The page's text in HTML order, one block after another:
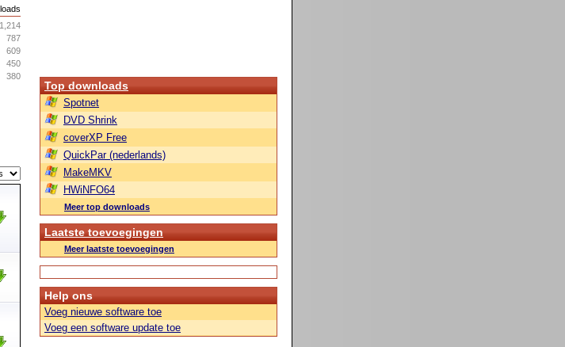
1,214
787
609
450
380
Top downloads
Spotnet
DVD Shrink
coverXP Free
QuickPar (nederlands)
MakeMKV
HWiNFO64
Meer top downloads
Laatste toevoegingen
Meer laatste toevoegingen
Help ons
Voeg nieuwe software toe
Voeg een software update toe